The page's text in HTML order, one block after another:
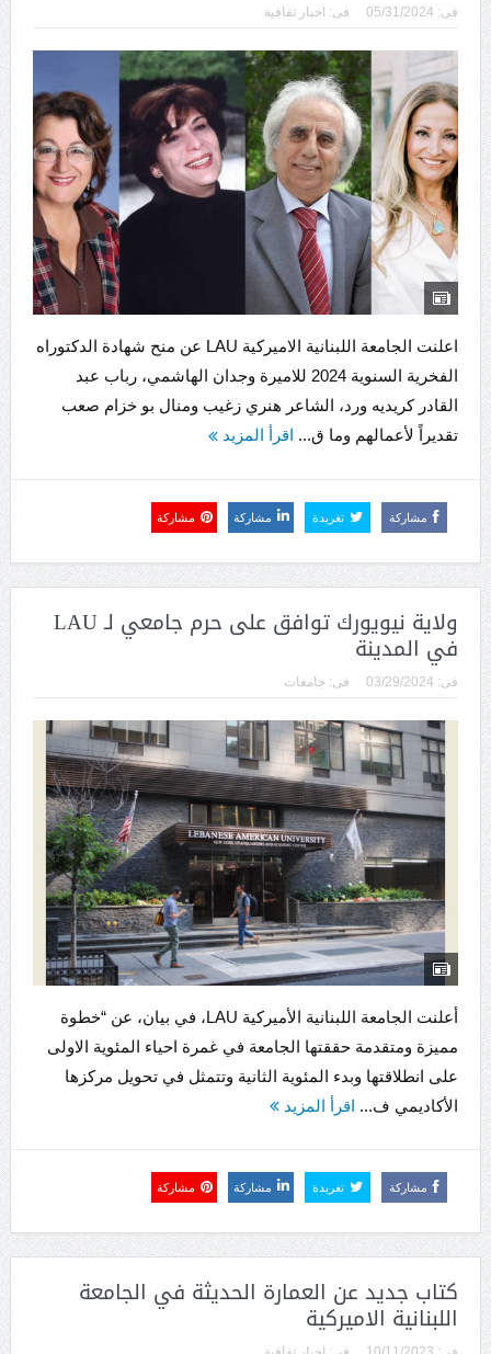
فى: 05/31/2024 فى: اخبار ثقافية
اعلنت الجامعة اللبنانية الاميركية LAU عن منح شهادة الدكتوراه
الفخرية السنوية 2024 للاميرة وجدان الهاشمي، رباب عبد
القادر كريديه ورد، الشاعر هنري زغيب ومنال بو خزام صعب
تقديراً لأعمالهم وما ق... اقرأ المزيد
مشاركة تغريدة مشاركة مشاركة
ولاية نيويورك توافق على حرم جامعي لـ LAU
في المدينة
فى: 03/29/2024 فى: جامعات
أعلنت الجامعة اللبنانية الأميركية LAU، في بيان، عن “خطوة
مميزة ومتقدمة حققتها الجامعة في غمرة احياء المئوية الاولى
على انطلاقتها وبدء المئوية الثانية وتتمثل في تحويل مركزها
الأكاديمي ف... اقرأ المزيد
مشاركة تغريدة مشاركة مشاركة
كتاب جديد عن العمارة الحديثة في الجامعة
اللبنانية الاميركية